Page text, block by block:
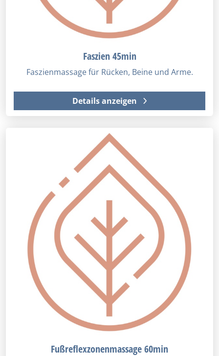
Faszien 45min
Faszienmassage für Rücken, Beine und Arme.
Details anzeigen
Fußreflexzonenmassage 60min